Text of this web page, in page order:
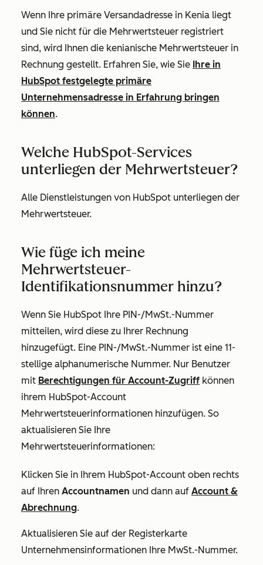
Wenn Ihre primäre Versandadresse in Kenia liegt
und Sie nicht für die Mehrwertsteuer registriert
sind, wird Ihnen die kenianische Mehrwertsteuer in
Rechnung gestellt. Erfahren Sie, wie Sie Ihre in
HubSpot festgelegte primäre
Unternehmensadresse in Erfahrung bringen
können.
Welche HubSpot-Services
unterliegen der Mehrwertsteuer?
Alle Dienstleistungen von HubSpot unterliegen der
Mehrwertsteuer.
Wie füge ich meine
Mehrwertsteuer-
Identifikationsnummer hinzu?
Wenn Sie HubSpot Ihre PIN-/MwSt.-Nummer
mitteilen, wird diese zu Ihrer Rechnung
hinzugefügt. Eine PIN-/MwSt.-Nummer ist eine 11-
stellige alphanumerische Nummer. Nur Benutzer
mit Berechtigungen für Account-Zugriff können
ihrem HubSpot-Account
Mehrwertsteuerinformationen hinzufügen. So
aktualisieren Sie Ihre
Mehrwertsteuerinformationen:
Klicken Sie in Ihrem HubSpot-Account oben rechts
auf Ihren Accountnamen und dann auf Account &
Abrechnung.
Aktualisieren Sie auf der Registerkarte
Unternehmensinformationen Ihre MwSt.-Nummer.